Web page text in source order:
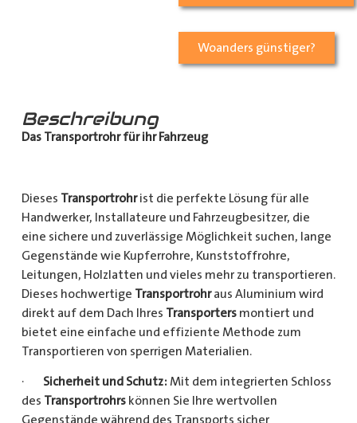
Woanders günstiger?
Beschreibung
Das Transportrohr für ihr Fahrzeug
Dieses Transportrohrist die perfekte Lösung für alle
Handwerker, Installateure und Fahrzeugbesitzer, die
eine sichere und zuverlässige Möglichkeit suchen, lange
Gegenstände wie Kupferrohre, Kunststoffrohre,
Leitungen, Holzlatten und vieles mehr zu transportieren.
Dieses hochwertige Transportrohraus Aluminium wird
direkt auf dem Dach Ihres Transportersmontiert und
bietet eine einfache und effiziente Methode zum
Transportieren von sperrigen Materialien.
· Sicherheit und Schutz: Mit dem integrierten Schloss
des Transportrohrskönnen Sie Ihre wertvollen
Gegenstände während des Transports sicher